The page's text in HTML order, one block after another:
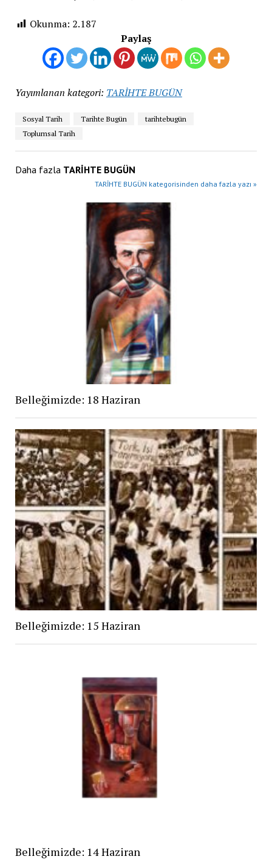
Okunma: 2.187
Paylaş
Yayımlanan kategori: TARİHTE BUGÜN
Sosyal Tarih Tarihte Bugün
tarihtebugün
Toplumsal Tarih
Daha fazla TARİHTE BUGÜN
TARİHTE BUGÜN kategorisinden daha fazla yazı »
Belleğimizde: 18 Haziran
Belleğimizde: 15 Haziran
Belleğimizde: 14 Haziran